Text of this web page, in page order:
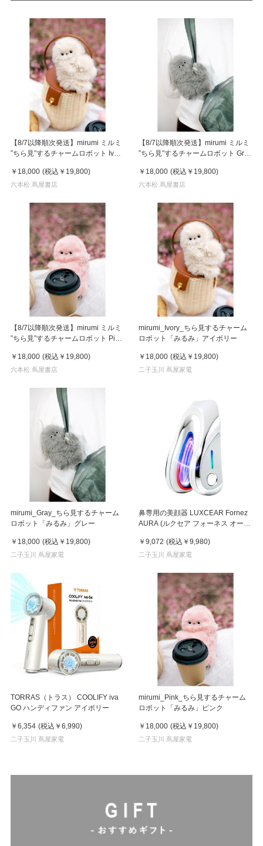
【8/7以降順次発送】mirumi ミルミ
”ちら見”するチャームロボット Ivory
￥18,000 (税込 ￥19,800)
六本松 蔦屋書店
【8/7以降順次発送】mirumi ミルミ
”ちら見”するチャームロボット Gray
￥18,000 (税込 ￥19,800)
六本松 蔦屋書店
【8/7以降順次発送】mirumi ミルミ
”ちら見”するチャームロボット Pink
￥18,000 (税込 ￥19,800)
六本松 蔦屋書店
mirumi_Ivory_ちら見するチャーム
ロボット「みるみ」アイボリー
￥18,000 (税込 ￥19,800)
二子玉川 蔦屋家電
mirumi_Gray_ちら見するチャーム
ロボット「みるみ」グレー
￥18,000 (税込 ￥19,800)
二子玉川 蔦屋家電
鼻専用の美顔器 LUXCEAR Fornez
AURA (ルクセア フォーネス オー
￥9,072 (税込 ￥9,980)
二子玉川 蔦屋家電
TORRAS（トラス） COOLIFY iva
GO ハンディファン アイボリー
￥6,354 (税込 ￥6,990)
二子玉川 蔦屋家電
mirumi_Pink_ちら見するチャーム
ロボット「みるみ」ピンク
￥18,000 (税込 ￥19,800)
二子玉川 蔦屋家電